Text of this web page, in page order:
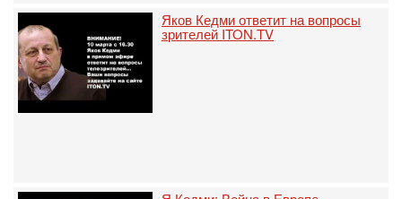
Яков Кедми ответит на вопросы
зрителей ITON.TV